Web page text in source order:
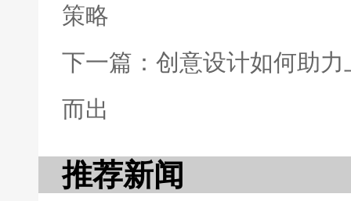
策略
下一篇：创意设计如何助
而出
推荐新闻